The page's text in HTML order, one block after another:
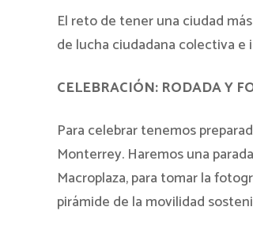
El reto de tener una ciudad
de lucha ciudadana colectiva
CELEBRACIÓN: RODADA Y
Para celebrar tenemos
Monterrey. Haremos una
Macroplaza, para tomar la
pirámide de la movilidad